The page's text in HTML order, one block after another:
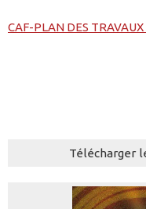
CAF-PLAN DES TRAVAUX
Télécharger